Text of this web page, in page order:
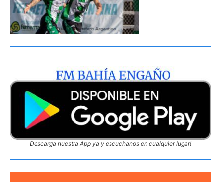
Descarga nuestra App ya y escuchanos en cualquier lugar!